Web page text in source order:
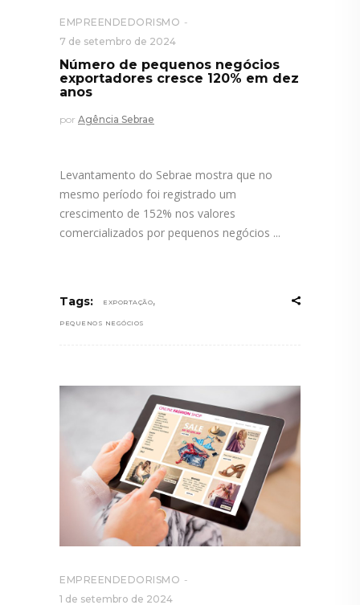
EMPREENDEDORISMO
7 de setembro de 2024
Número de pequenos negócios
exportadores cresce 120% em dez
anos
por Agência Sebrae
Levantamento do Sebrae mostra que no
mesmo período foi registrado um
crescimento de 152% nos valores
comercializados por pequenos negócios
Tags: EXPORTAÇÃO,
PEQUENOS NEGÓCIOS
EMPREENDEDORISMO
1 de setembro de 2024